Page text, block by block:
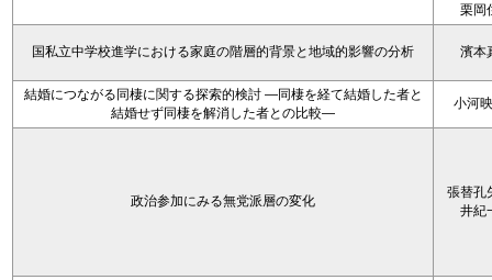
栗岡
国私立中学校進学における家庭の階層的背景と地域的影響の分析 濱本
結婚につながる同棲に関する探索的検討 ―同棲を経て結婚した者と
結婚せず同棲を解消した者との比較―
小河
政治参加にみる無党派層の変化
張替孔
井紀